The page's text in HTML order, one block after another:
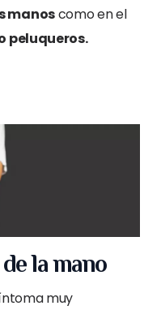
manoscomo en el
peluqueros.
la mano
muy